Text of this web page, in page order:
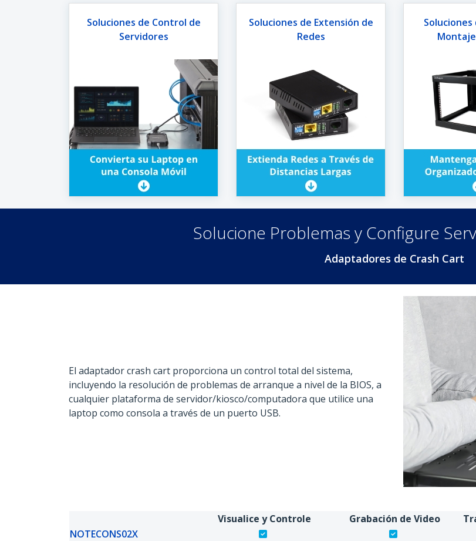
Soluciones de Control de
Servidores
Soluciones de Extensión de
Redes
Soluciones
Solucione Problemas y Configure
Adaptadores de Crash Cart
El adaptador crash cart proporciona un control total del sistema,
incluyendo la resolución de problemas de arranque a nivel de la BIOS, a
cualquier plataforma de servidor/kiosco/computadora que utilice una
laptop como consola a través de un puerto USB.
Visualice y Controle Grabación de Video
NOTECONS02X